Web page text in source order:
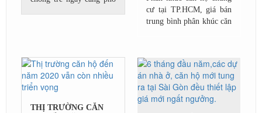
cư tại TP.HCM, giá bán
trung bình phân khúc căn
mức giá bán thời điểm...
THỊ TRƯỜNG CĂN